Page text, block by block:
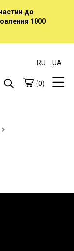
до
1000
RU UA
(0)